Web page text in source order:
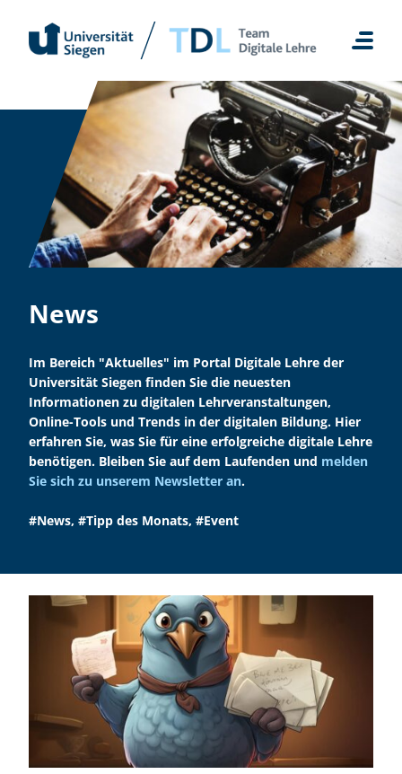
Inhalt
springen
News
Im Bereich "Aktuelles" im Portal Digitale Lehre der
Universität Siegen finden Sie die neuesten
Informationen zu digitalen Lehrveranstaltungen,
Online-Tools und Trends in der digitalen Bildung. Hier
erfahren Sie, was Sie für eine erfolgreiche digitale Lehre
benötigen. Bleiben Sie auf dem Laufenden und melden
Sie sich zu unserem Newsletter an.
#News, #Tipp des Monats, #Event